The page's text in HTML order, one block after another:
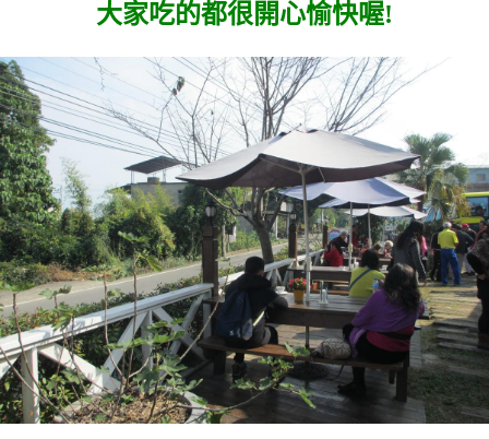
大家吃的都很開心愉快喔!